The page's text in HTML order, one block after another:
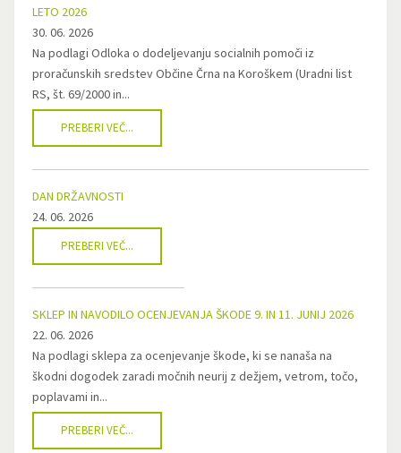
LETO 2026
30. 06. 2026
Na podlagi Odloka o dodeljevanju socialnih pomoči iz
proračunskih sredstev Občine Črna na Koroškem (Uradni list
RS, št. 69/2000 in...
PREBERI VEČ...
DAN DRŽAVNOSTI
24. 06. 2026
PREBERI VEČ...
SKLEP IN NAVODILO OCENJEVANJA ŠKODE 9. IN 11. JUNIJ 2026
22. 06. 2026
Na podlagi sklepa za ocenjevanje škode, ki se nanaša na
škodni dogodek zaradi močnih neurij z dežjem, vetrom, točo,
poplavami in...
PREBERI VEČ...